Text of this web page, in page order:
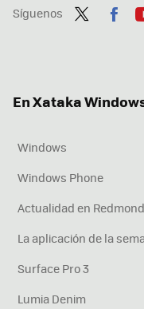
Síguenos
En Xataka
Windows
Windows Phone
Actualidad en Redmond
La aplicación de la
Surface Pro 3
Lumia Denim